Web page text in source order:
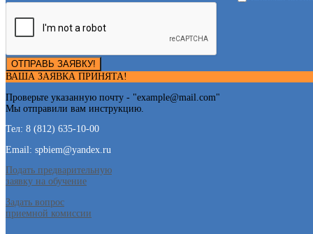
ОТПРАВЬ ЗАЯВКУ!
ВАША ЗАЯВКА ПРИНЯТА!
Проверьте указанную почту - "example@mail.com"
Мы отправили вам инструкцию.
Тел: 8 (812) 635-10-00
Email: spbiem@yandex.ru
Подать предварительную
заявку на обучение
Задать вопрос
приемной комиссии